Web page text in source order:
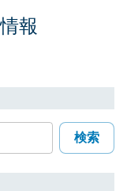
報
検索